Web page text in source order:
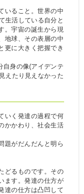
いること。世界の中
生活している自分と
。宇宙の誕生から現
地球、その表層の中
更に大きく把握でき
自身の像(アイデンテ
えたり見えなかった
いく発達の過程で何
かかわり、社会生活
題がだんだんと明ら
どるものです。その
ます。発達の仕方が
達の仕方は凸凹して